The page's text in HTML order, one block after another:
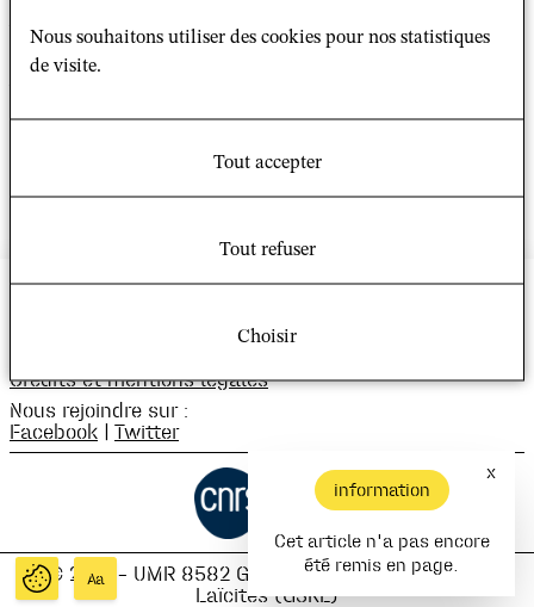
spécialiste de l'islam dans le monde turc.
x
information
Cet article n'a pas encore
été remis en page.
Nous souhaitons utiliser des cookies pour nos statistiques
de visite.
Tout accepter
Tout refuser
Choisir
Aa
Bâtiment Recherche Nord
14 Cours des Humanités
93322 Aubervilliers
Crédits et mentions légales
Nous rejoindre sur :
Facebook | Twitter
© 2021 – UMR 8582 Groupe Sociétés, Religions,
Laïcités (GSRL)